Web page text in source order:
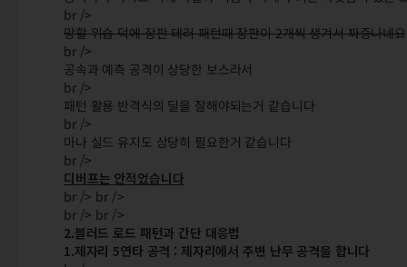
br />
망할 위습 덕에 장판 테러 패턴때 장판이 2개씩 생겨서 짜증나네요
br />
공속과 예측 공격이 상당한 보스라서
br />
패턴 활용 반격식의 딜을 잘해야되는거 같습니다
br />
마나 실드 유지도 상당히 필요한거 같습니다
br />
디버프는 안적었습니다
br /> br />
br /> br />
2.블러드 로드 패턴과 간단 대응법
1.제자리 5연타 공격 : 제자리에서 주변 난무 공격을 합니다